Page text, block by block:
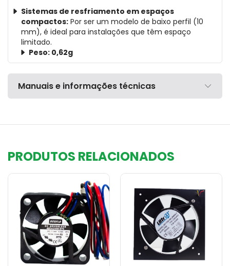
Sistemas de resfriamento em espaços
compactos: Por ser um modelo de baixo perfil (10
mm), é ideal para instalações que têm espaço
limitado.
Peso: 0,62g
Manuais e informações técnicas
PRODUTOS RELACIONADOS